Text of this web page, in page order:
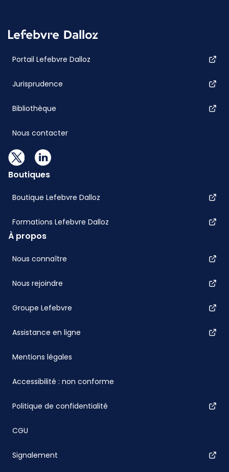
Portail Lefebvre Dalloz
Jurisprudence
Bibliothèque
Nous contacter
Boutiques
Boutique Lefebvre Dalloz
Formations Lefebvre Dalloz
À propos
Nous connaître
Nous rejoindre
Groupe Lefebvre
Assistance en ligne
Mentions légales
Accessibilité : non conforme
Politique de confidentialité
CGU
Signalement